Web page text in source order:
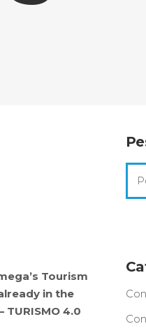
Tourism
in the
4.0
for: